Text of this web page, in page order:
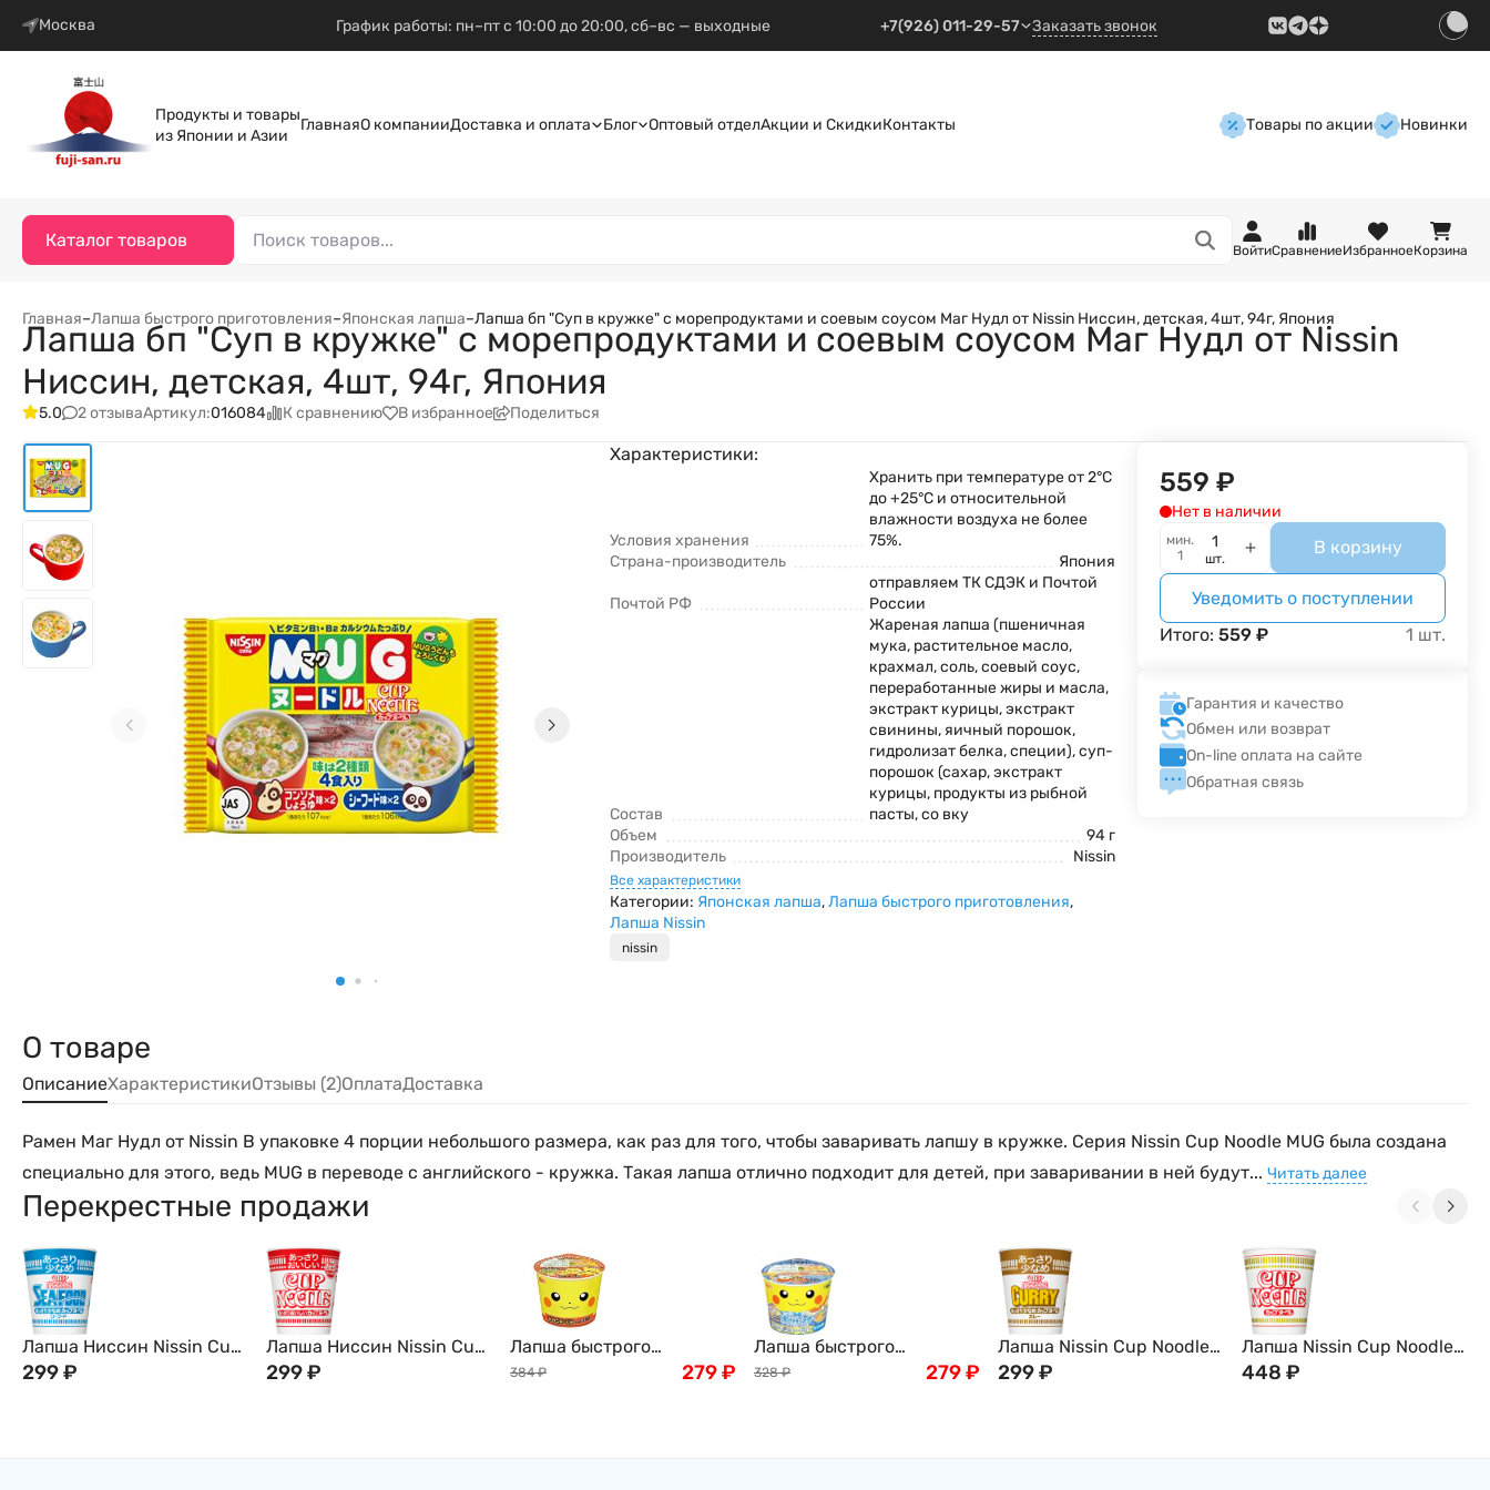
Москва График работы: пн–пт с 10:00 до 20:00, сб–вс — выходные +7(926) 011-29-57 Заказать звонок
Продукты и товары
из Японии и Азии
ГлавнаяО компанииДоставка и оплата Блог Оптовый отделАкции и СкидкиКонтакты Товары по акции Новинки
Каталог товаров
ВойтиСравнениеИзбранноеКорзина
Главная–Лапша быстрого приготовления–Японская лапша–Лапша бп "Суп в кружке" с морепродуктами и соевым соусом Маг Нудл от Nissin Ниссин, детская, 4шт, 94г, Япония
Лапша бп "Суп в кружке" с морепродуктами и соевым соусом Маг Нудл от Nissin
Ниссин, детская, 4шт, 94г, Япония
5.0 2 отзываАртикул:016084 К сравнению В избранное Поделиться
Характеристики:
Условия хранения
Хранить при температуре от 2°С
до +25°С и относительной
влажности воздуха не более
75%.
Страна-производитель
Япония
Почтой РФ
отправляем ТК СДЭК и Почтой
России
Состав
Жареная лапша (пшеничная
мука, растительное масло,
крахмал, соль, соевый соус,
переработанные жиры и масла,
экстракт курицы, экстракт
свинины, яичный порошок,
гидролизат белка, специи), суп-
порошок (сахар, экстракт
курицы, продукты из рыбной
пасты, со вку
Объем
94 г
Производитель
Nissin
Все характеристики
Категории: Японская лапша,Лапша быстрого приготовления,
Лапша Nissin
nissin
559 ₽
Нет в наличии
мин.
1
шт.
В корзину
Уведомить о поступлении
Итого:559 ₽ 1 шт.
Гарантия и качество
Обмен или возврат
On-line оплата на сайте
Обратная связь
О товаре
ОписаниеХарактеристикиОтзывы (2)ОплатаДоставка
Рамен Маг Нудл от Nissin В упаковке 4 порции небольшого размера, как раз для того, чтобы заваривать лапшу в кружке. Серия Nissin Cup Noodle MUG была создана
специально для этого, ведь MUG в переводе с английского - кружка. Такая лапша отлично подходит для детей, при заваривании в ней будут... Читать далее
Перекрестные продажи
Лапша Ниссин Nissin Cup
Noodle с Гребешком,
299₽
Лапша Ниссин Nissin Cup
Noodle с Креветками, 57г,
299₽
Лапша быстрого
приготовления "Покемон"
384 ₽ 279₽
Лапша быстрого
приготовления "Покемон"
328 ₽ 279₽
Лапша Nissin Cup Noodle
карри, 70г, Япония
299₽
Лапша Nissin Cup Noodle с
креветками, 78г, Япония
448 ₽